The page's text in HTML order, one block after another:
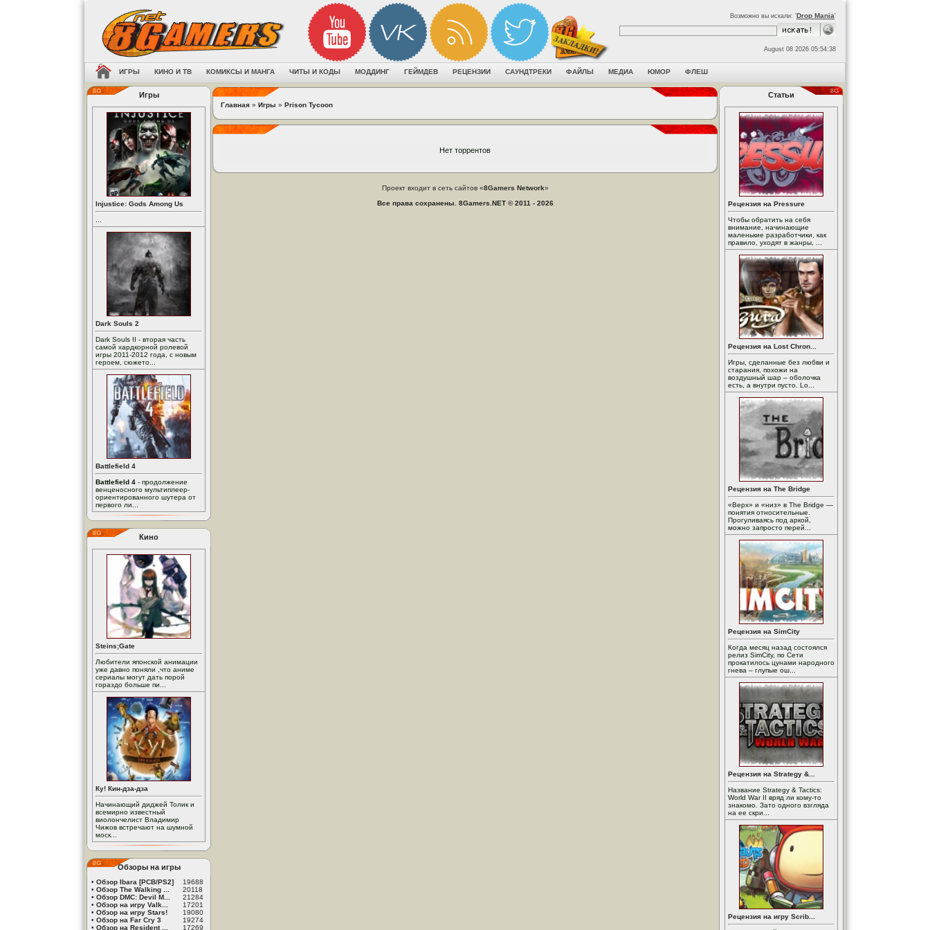
Возможно вы искали: 'Drop Mania'
August 08 2026 05:54:38
ИГРЫ КИНО И ТВ КОМИКСЫ И МАНГА ЧИТЫ И КОДЫ МОДДИНГ ГЕЙМДЕВ РЕЦЕНЗИИ САУНДТРЕКИ ФАЙЛЫ МЕДИА ЮМОР ФЛЕШ
Игры
Injustice: Gods Among Us
Dark Souls 2
Dark Souls II - вторая часть
самой хардкорной ролевой
игры 2011-2012 года, с новым
героем, сюжето...
Battlefield 4
Battlefield 4 - продолжение
венценосного мультиплеер-
ориентированного шутера от
первого ли...
Кино
Steins;Gate
Любители японской анимации
уже давно поняли ,что аниме
сериалы могут дать порой
гораздо больше пи...
Ку! Кин-дза-дза
Начинающий диджей Толик и
всемирно известный
виолончелист Владимир
Чижов встречают на шумной
моск...
Обзоры на игры
• Обзор Ibara [PCB/PS2]
19688
• Обзор The Walking ...
20118
• Обзор DMC: Devil M...
21284
• Обзор на игру Valk...
17201
• Обзор на игру Stars!
19080
• Обзор на Far Cry 3
19274
• Обзор на Resident ... 17269
Главная » Игры » Prison Tycoon
Нет торрентов
Проект входит в сеть сайтов «8Gamers Network»
Все права сохранены. 8Gamers.NET © 2011 - 2026
Статьи
Рецензия на Pressure
Чтобы обратить на себя
внимание, начинающие
маленькие разработчики, как
правило, уходят в жанры, ...
Рецензия на Lost Chron...
Игры, сделанные без любви и
старания, похожи на
воздушный шар – оболочка
есть, а внутри пусто. Lo...
Рецензия на The Bridge
«Верх» и «низ» в The Bridge —
понятия относительные.
Прогуливаясь под аркой,
можно запросто перей...
Рецензия на SimCity
Когда месяц назад состоялся
релиз SimCity, по Сети
прокатилось цунами народного
гнева – глупые ош...
Рецензия на Strategy &...
Название Strategy & Tactics:
World War II вряд ли кому-то
знакомо. Зато одного взгляда
на ее скри...
Рецензия на игру Scrib...